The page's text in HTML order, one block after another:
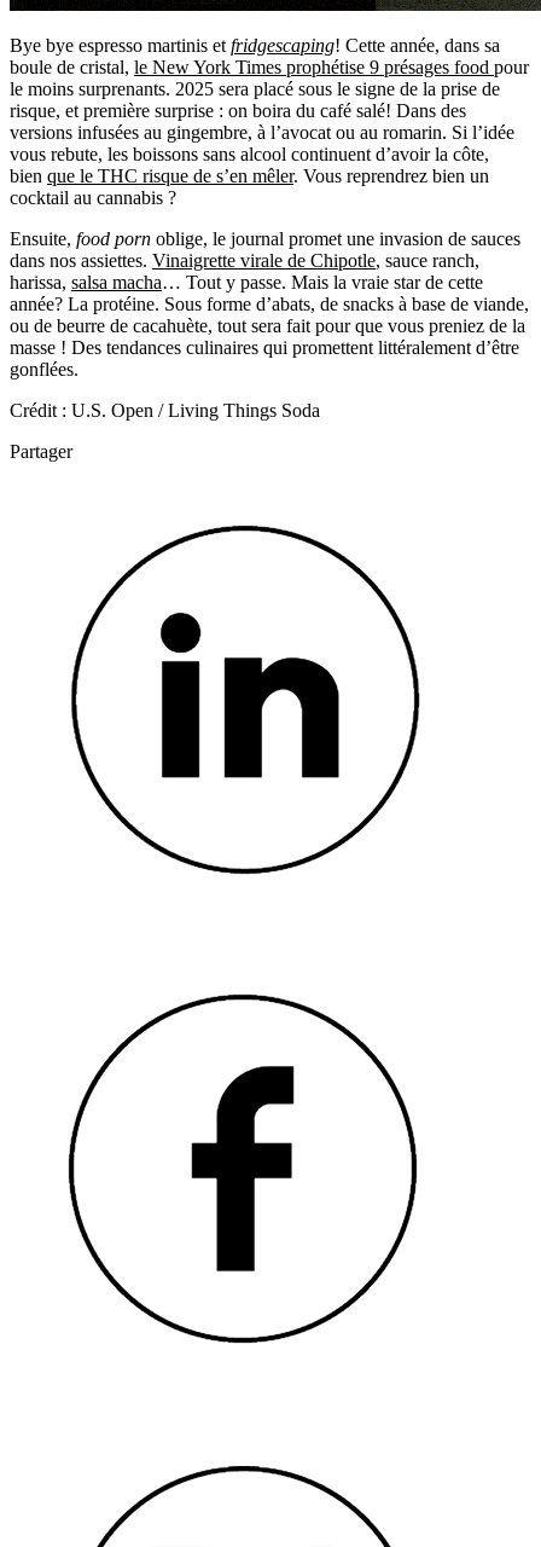
Bye bye espresso martinis et fridgescaping! Cette année, dans sa
boule de cristal, le New York Times prophétise 9 présages food pour
le moins surprenants. 2025 sera placé sous le signe de la prise de
risque, et première surprise : on boira du café salé! Dans des
versions infusées au gingembre, à l’avocat ou au romarin. Si l’idée
vous rebute, les boissons sans alcool continuent d’avoir la côte,
bien que le THC risque de s’en mêler. Vous reprendrez bien un
cocktail au cannabis ?
Ensuite, food porn oblige, le journal promet une invasion de sauces
dans nos assiettes. Vinaigrette virale de Chipotle, sauce ranch,
harissa, salsa macha… Tout y passe. Mais la vraie star de cette
année? La protéine. Sous forme d’abats, de snacks à base de viande,
ou de beurre de cacahuète, tout sera fait pour que vous preniez de la
masse ! Des tendances culinaires qui promettent littéralement d’être
gonflées.
Crédit : U.S. Open / Living Things Soda
Partager